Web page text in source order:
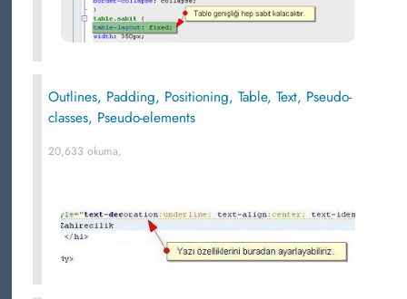
Outlines, Padding, Positioning, Table, Text, Pseudo-
classes, Pseudo-elements
20,633 okuma,